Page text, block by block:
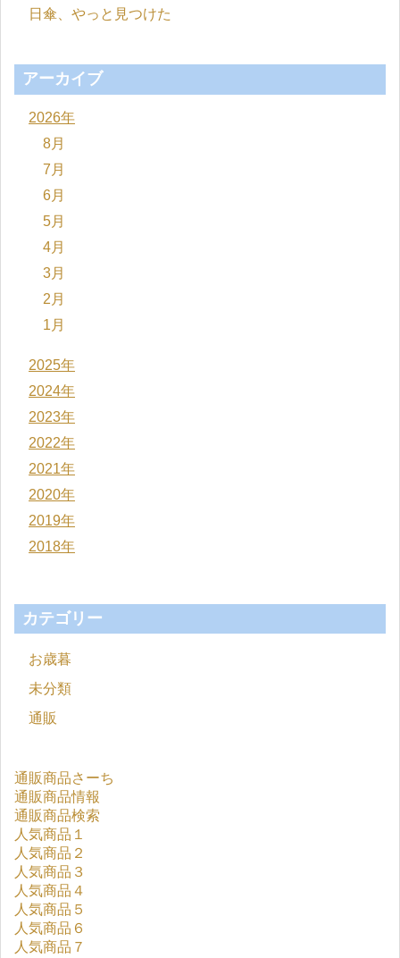
日傘、やっと見つけた
アーカイブ
2026年
8月
7月
6月
5月
4月
3月
2月
1月
2025年
2024年
2023年
2022年
2021年
2020年
2019年
2018年
カテゴリー
お歳暮
未分類
通販
通販商品さーち
通販商品情報
通販商品検索
人気商品１
人気商品２
人気商品３
人気商品４
人気商品５
人気商品６
人気商品７